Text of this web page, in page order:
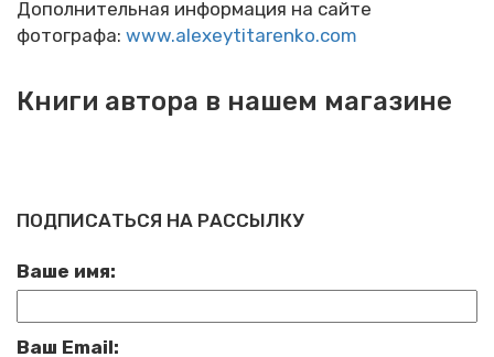
Дополнительная информация на сайте
фотографа: www.alexeytitarenko.com
Книги автора в нашем магазине
ПОДПИСАТЬСЯ НА РАССЫЛКУ
Ваше имя:
Ваш Email: